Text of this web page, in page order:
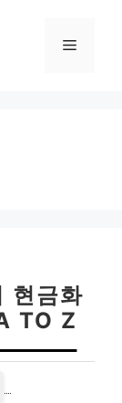
메
현금화
TO Z